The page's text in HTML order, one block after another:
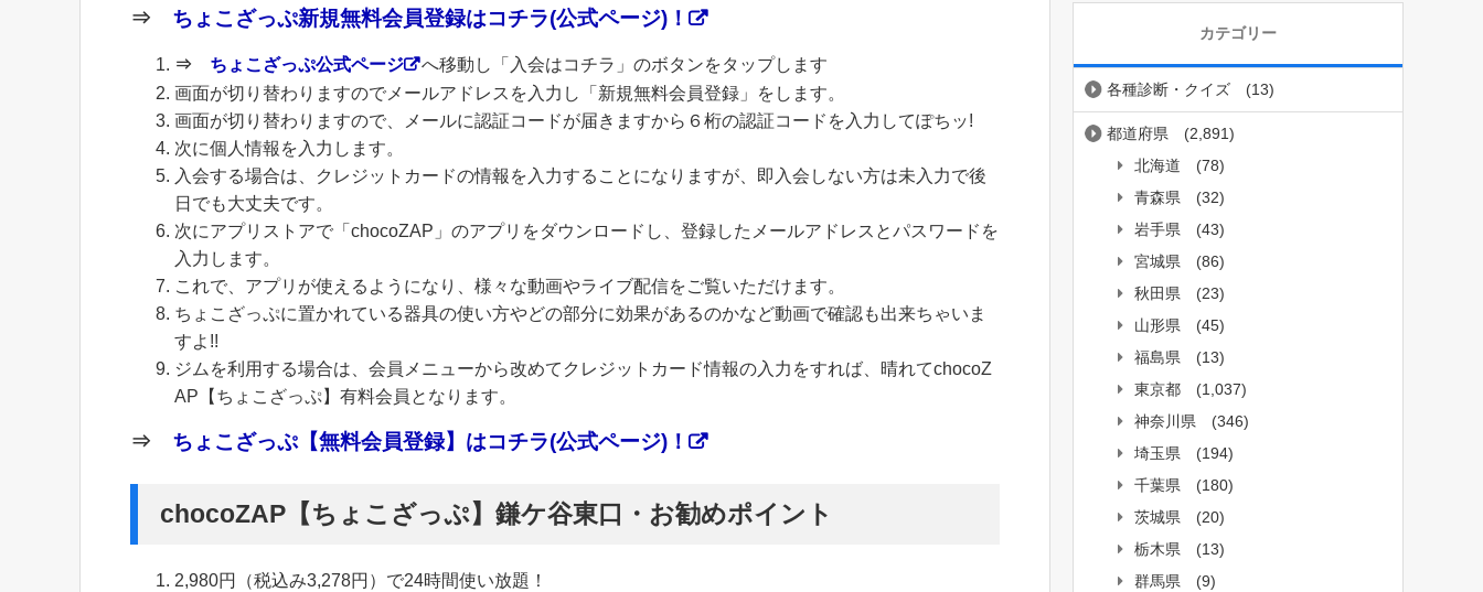
⇒ ちょこざっぷ新規無料会員登録はコチラ(公式ページ)！
⇒ ちょこざっぷ公式ページ
へ移動し「入会はコチラ」のボタンをタップします
画面が切り替わりますのでメールアドレスを入力し「新規無料会員登録」をします。
画面が切り替わりますので、メールに認証コードが届きますから６桁の認証コードを入力してぽちッ!
次に個人情報を入力します。
入会する場合は、クレジットカードの情報を入力することになりますが、即入会しない方は未入力で後
日でも大丈夫です。
次にアプリストアで「chocoZAP」のアプリをダウンロードし、登録したメールアドレスとパスワードを
入力します。
これで、アプリが使えるようになり、様々な動画やライブ配信をご覧いただけます。
ちょこざっぷに置かれている器具の使い方やどの部分に効果があるのかなど動画で確認も出来ちゃいま
すよ!!
ジムを利用する場合は、会員メニューから改めてクレジットカード情報の入力をすれば、晴れてchocoZ
AP【ちょこざっぷ】有料会員となります。
⇒ ちょこざっぷ【無料会員登録】はコチラ(公式ページ)！
chocoZAP【ちょこざっぷ】鎌ケ谷東口・お勧めポイント
2,980円（税込み3,278円）で24時間使い放題！
カテゴリー
各種診断・クイズ (13)
都道府県
(2,891)
北海道
(78)
青森県
(32)
岩手県
(43)
宮城県
(86)
秋田県
(23)
山形県
(45)
福島県
(13)
東京都
(1,037)
神奈川県
(346)
埼玉県
(194)
千葉県
(180)
茨城県
(20)
栃木県
(13)
群馬県
(9)